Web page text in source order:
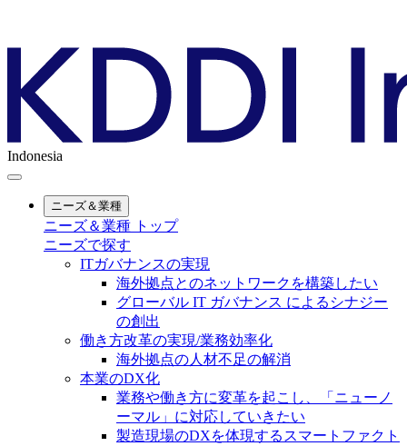
Indonesia
ニーズ＆業種
ニーズ＆業種 トップ
ニーズで探す
ITガバナンスの実現
海外拠点とのネットワークを構築したい
グローバル IT ガバナンス によるシナジー
の創出
働き方改革の実現/業務効率化
海外拠点の人材不足の解消
本業のDX化
業務や働き方に変革を起こし、「ニューノ
ーマル」に対応していきたい
製造現場のDXを体現するスマートファクト